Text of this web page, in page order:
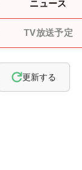
ニュース
TV放送予定
更新する